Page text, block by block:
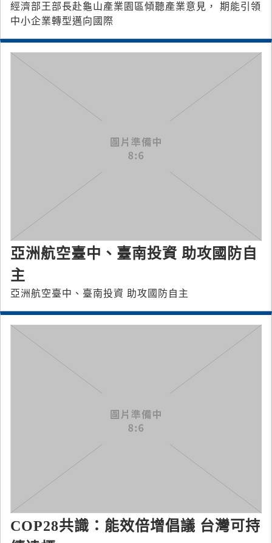
經濟部王部長赴龜山產業園區傾聽產業意見， 期能引領
中小企業轉型邁向國際
亞洲航空臺中、臺南投資 助攻國防自
主
亞洲航空臺中、臺南投資 助攻國防自主
COP28共識：能效倍增倡議 台灣可持